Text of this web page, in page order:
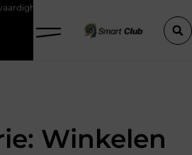
detachering bij woningcorporaties je
Winkelen